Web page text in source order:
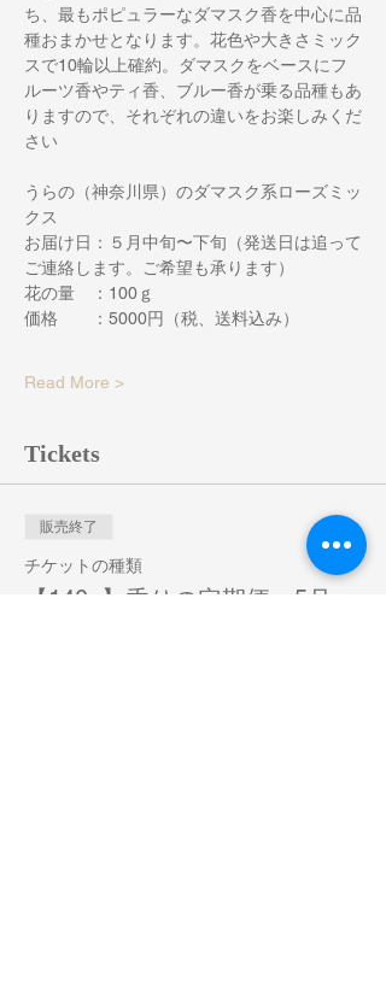
ち、最もポピュラーなダマスク香を中心に品
種おまかせとなります。花色や大きさミック
スで10輪以上確約。ダマスクをベースにフ
ルーツ香やティ香、ブルー香が乗る品種もあ
りますので、それぞれの違いをお楽しみくだ
さい
うらの（神奈川県）のダマスク系ローズミッ
クス
お届け日：５月中旬〜下旬（発送日は追って
ご連絡します。ご希望も承ります）
花の量　：100ｇ
価格　　：5000円（税、送料込み）
Read More >
Tickets
販売終了
チケットの種類
【140g】香りの定期便・5月